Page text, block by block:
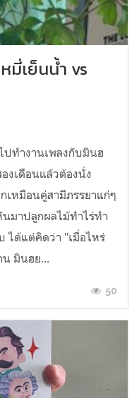
มี่เย็นน้ำ vs
ทำงานเพลงกับมินฮ
งเดือนแล้วต้องนั่ง
หมือนคู่สามีภรรยาแก่ๆ
นมาปลูกผลไม้ทำไร่ทำ
ได้แต่คิดว่า "เมื่อไหร่
น มินฮย...
50